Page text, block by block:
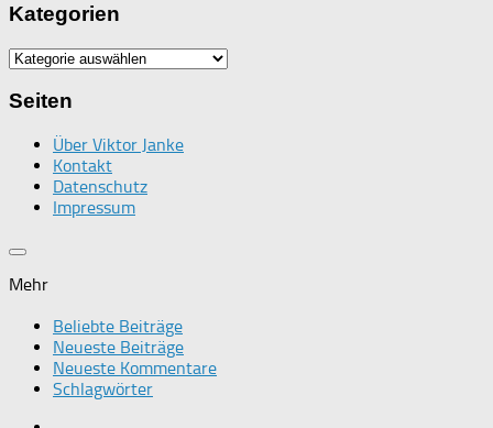
Kategorien
Kategorien
Seiten
Über Viktor Janke
Kontakt
Datenschutz
Impressum
Mehr
Beliebte Beiträge
Neueste Beiträge
Neueste Kommentare
Schlagwörter